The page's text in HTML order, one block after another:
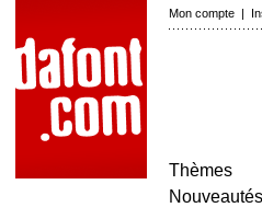
Mon compte |
Thèmes
Nouveautés